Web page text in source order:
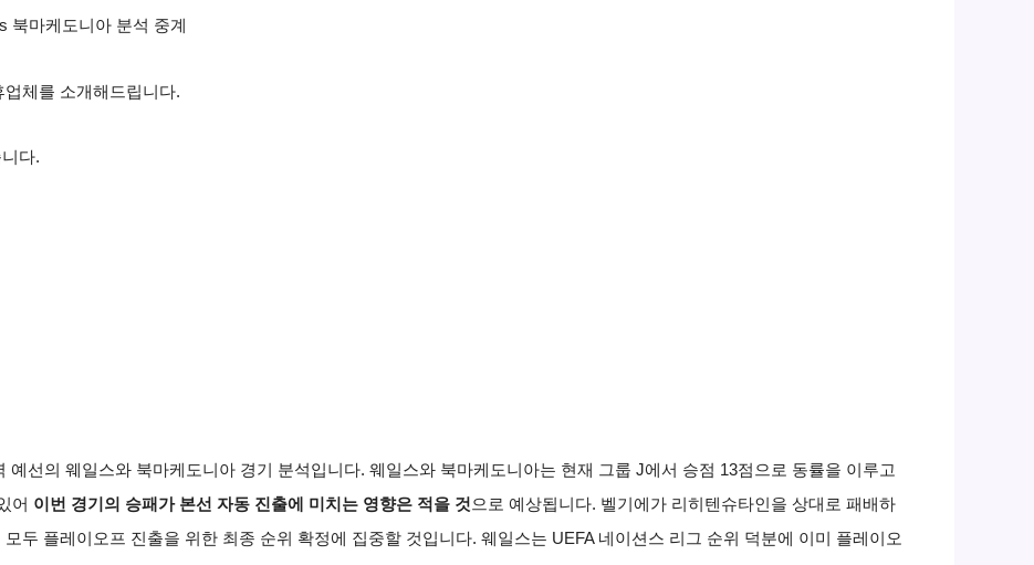
북마케도니아 분석 중계
체를 소개해드립니다.
다.
예선의 웨일스와 북마케도니아 경기 분석입니다. 웨일스와 북마케도니아는 현재 그룹 J에서 승점 13점으로 동률을 이루고
어 이번 경기의 승패가 본선 자동 진출에 미치는 영향은 적을 것으로 예상됩니다. 벨기에가 리히텐슈타인을 상대로 패배하
모두 플레이오프 진출을 위한 최종 순위 확정에 집중할 것입니다. 웨일스는 UEFA 네이션스 리그 순위 덕분에 이미 플레이오